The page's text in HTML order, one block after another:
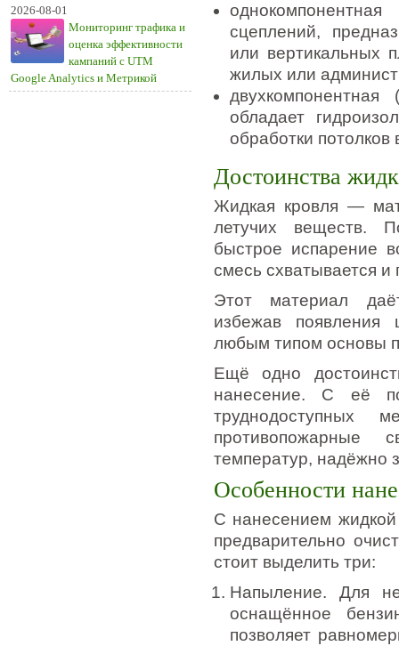
2026-08-01
Мониторинг трафика и
оценка эффективности
кампаний с UTM
Google Analytics и Метрикой
сцеплений,
или вертикальных
жилых или
обладает
обработки
Достоинства
Жидкая кровля —
летучих веществ.
быстрое испарение
смесь схватывается и
Этот материал
избежав появления
любым типом основы
Ещё одно
нанесение. С её
труднодоступных
противопожарные
температур, надёжно
Особенности
С нанесением
предварительно
стоит выделить три:
Напыление. Для
оснащённое
позволяет